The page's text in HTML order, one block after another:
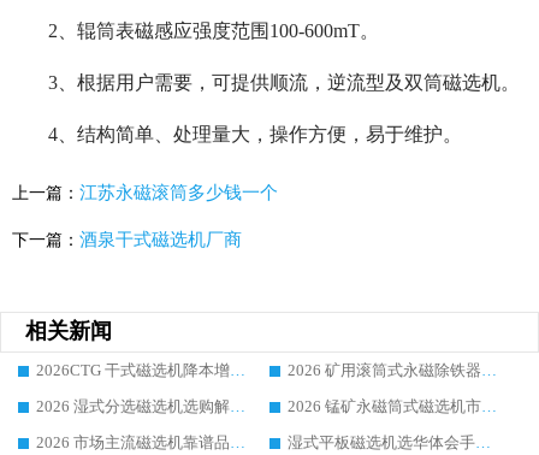
2、辊筒表磁感应强度范围100-600mT。
3、根据用户需要，可提供顺流，逆流型及双筒磁选机。
4、结构简单、处理量大，操作方便，易于维护。
上一篇： 江苏永磁滚筒多少钱一个
下一篇： 酒泉干式磁选机厂商
相关新闻
2026CTG 干式磁选机降本增效选购指南 选矿行业口碑稳定专业生产强者盘点
2026 矿用滚筒式永磁除铁器厂家榜单 行业实力派源头厂商选购干货指南
2026 湿式分选磁选机选购解析，华体会手机网页版-华体会(中国) 设备综合实力详解
2026 锰矿永磁筒式磁选机市场主流客户推荐生产厂家口碑精选
2026 市场主流磁选机靠谱品牌推荐 案例厂家华体会手机网页版-华体会(中国) 大众倾心之选
湿式平板磁选机选华体会手机网页版-华体会(中国) _2026靠谱厂家收获各地客户良好评价